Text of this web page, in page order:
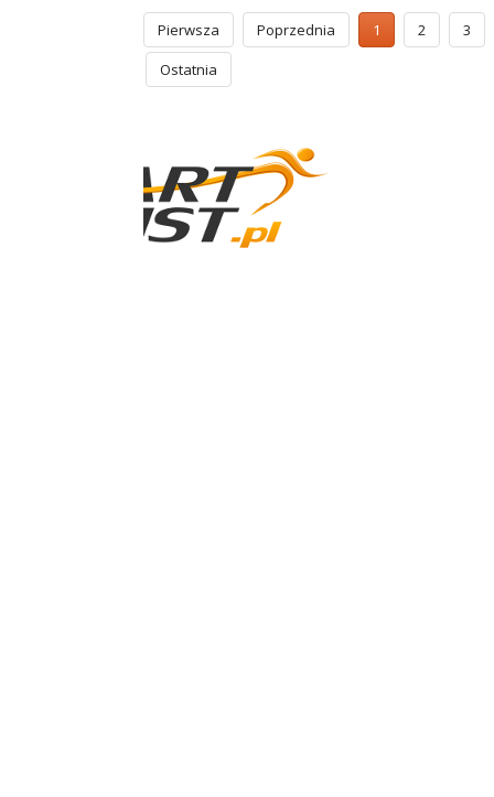
Pierwsza Poprzednia 1 2
3
Ostatnia